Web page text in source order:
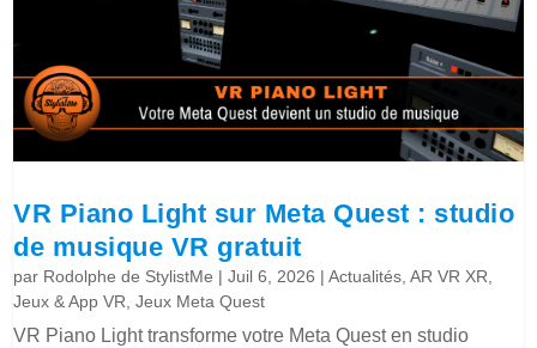
VR Piano Light sur Meta Quest : studio
de musique VR gratuit
par Rodolphe de StylistMe |Juil 6, 2026 |Actualités,AR VR XR,
Jeux & App VR,Jeux Meta Quest
VR Piano Light transforme votre Meta Quest en studio